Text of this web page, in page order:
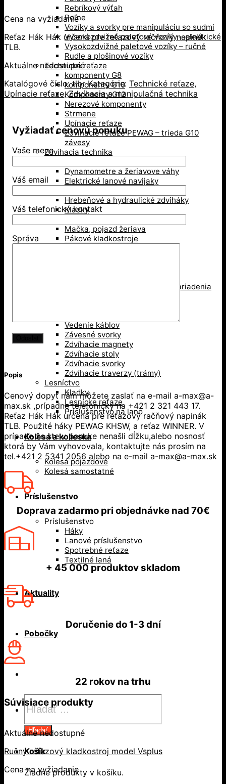
Rebríkový výťah
Roľne
Vozíky a svorky pre manipuláciu so sudmi
Vysokozdvižné paletové vozíky – elektrické
Vysokozdvižné paletové vozíky – ručné
Rudle a plošinové vozíky
Technické reťaze
komponenty G8
komponenty G10
Komponenty G12
Nerezové komponenty
Strmene
Upínacie reťaze
Zdvíhacie reťaze PEWAG – trieda G10
závesy
Zdvíhacia technika
Dynamometre a žeriavove váhy
Elektrické lanové navijaky
Hrebeňové a hydraulické zdviháky
Kladky
Mačka, pojazd žeriava
Pákové kladkostroje
Prísavky a Vakuové zdvíhacie zariadenia
Vedenie káblov
Závesné svorky
Zdvíhacie magnety
Zdvíhacie stoly
Zdvíhacie svorky
Zdvíhacie traverzy (trámy)
Lesníctvo
Kladky
Lesnícke reťaze
Príslušenstvo na lano
Kolesá a kolieska
Kolesá pojazdové
Kolesá samostatné
Príslušenstvo
Príslušenstvo
Háky
Lanové príslušenstvo
Spotrebné reťaze
Textilné laná
Aktuality
Pobočky
Products
search
Hľadať
Košík
Žiadne produkty v košíku.
Cena na vyžiadanie
Reťaz Hák Hák určená pre reťazový račňový napinák
TLB.
Aktuálne nedostupné
Katalógové číslo:tlbr Kategórie: Technické reťaze,
Upínacie reťaze,Zdvíhacia a manipulačná technika
Vyžiadať cenovú ponuku
Vaše meno
Váš email
Váš telefonický kontakt
Správa
Popis
Cenový dopyt nám môžete zaslať na e-mail a-max@a-
max.sk ,prípadne telefonicky na +421 2 321 443 17.
Reťaz Hák Hák určená pre reťazový račňový napinák
TLB. Použité háky PEWAG KHSW, a reťaz WINNER. V
prípade že ste v ponuke nenašli dĺžku,alebo nosnosť
ktorá by Vám vyhovovala, kontaktujte nás prosím na
tel.+421 2 5341 2056 alebo na e-mail a-max@a-max.sk
Doprava zadarmo pri objednávke nad 70€
+ 45 000 produktov skladom
Doručenie do1-3 dní
22 rokov na trhu
Súvisiace produkty
Aktuálne nedostupné
Ručný reťazový kladkostroj model Vsplus
Cena na vyžiadanie